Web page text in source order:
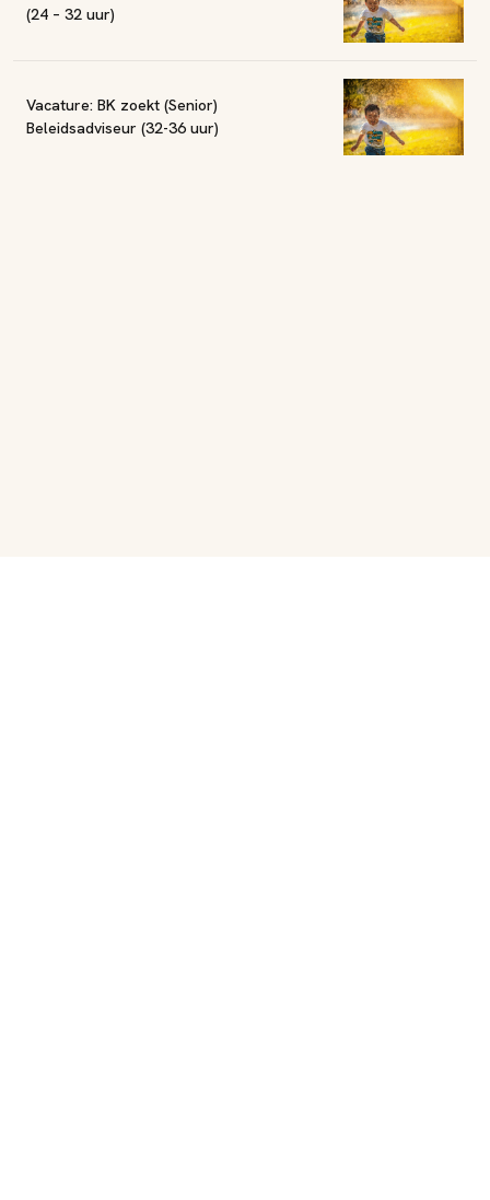
(24 – 32 uur)
Vacature: BK zoekt (Senior)
Beleidsadviseur (32-36 uur)